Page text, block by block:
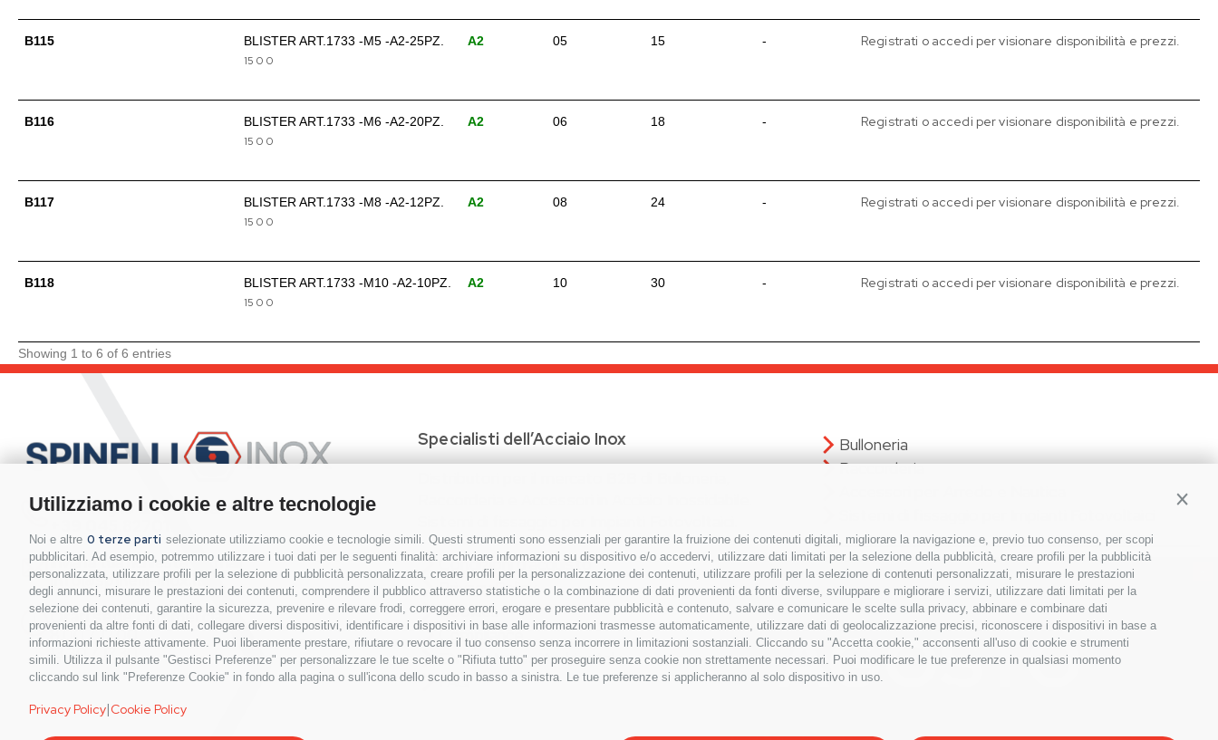
Utilizziamo i cookie e altre tecnologie
Noi e altre 0 terze parti selezionate utilizziamo cookie e tecnologie simili. Questi strumenti sono essenziali per garantire la fruizione dei contenuti digitali, migliorare la navigazione e, previo tuo consenso, per scopi
pubblicitari. Ad esempio, potremmo utilizzare i tuoi dati per le seguenti finalità: archiviare informazioni su dispositivo e/o accedervi, utilizzare dati limitati per la selezione della pubblicità, creare profili per la pubblicità
personalizzata, utilizzare profili per la selezione di pubblicità personalizzata, creare profili per la personalizzazione dei contenuti, utilizzare profili per la selezione di contenuti personalizzati, misurare le prestazioni
degli annunci, misurare le prestazioni dei contenuti, comprendere il pubblico attraverso statistiche o la combinazione di dati provenienti da fonti diverse, sviluppare e migliorare i servizi, utilizzare dati limitati per la
selezione dei contenuti, garantire la sicurezza, prevenire e rilevare frodi, correggere errori, erogare e presentare pubblicità e contenuto, salvare e comunicare le scelte sulla privacy, abbinare e combinare dati
provenienti da altre fonti di dati, collegare diversi dispositivi, identificare i dispositivi in base alle informazioni trasmesse automaticamente, utilizzare dati di geolocalizzazione precisi, riconoscere i dispositivi in base a
informazioni richieste attivamente. Puoi liberamente prestare, rifiutare o revocare il tuo consenso senza incorrere in limitazioni sostanziali. Cliccando su "Accetta cookie," acconsenti all'uso di cookie e strumenti
simili. Utilizza il pulsante "Gestisci Preferenze" per personalizzare le tue scelte o "Rifiuta tutto" per proseguire senza cookie non strettamente necessari. Puoi modificare le tue preferenze in qualsiasi momento
cliccando sul link "Preferenze Cookie" in fondo alla pagina o sull'icona dello scudo in basso a sinistra. Le tue preferenze si applicheranno al solo dispositivo in uso.
Privacy Policy|Cookie Policy
B115
BLISTER ART.1733 -M5 -A2-25PZ.
150 0
A2 05 15 - Registrati o accedi per visionare disponibilità e prezzi.
B116
BLISTER ART.1733 -M6 -A2-20PZ.
150 0
A2 06 18 - Registrati o accedi per visionare disponibilità e prezzi.
B117
BLISTER ART.1733 -M8 -A2-12PZ.
150 0
A2 08 24 - Registrati o accedi per visionare disponibilità e prezzi.
B118
BLISTER ART.1733 -M10 -A2-10PZ.
150 0
A2 10 30 - Registrati o accedi per visionare disponibilità e prezzi.
Showing 1 to 6 of 6 entries
Hai bisogno di contattarci?
Invia la tua richiesta via mail
info@spinelli-inox.it
Orari sede commerciale:
8.00 / 12.00
13.30 / 17.30
Specialisti dell’Acciaio Inox
Condizioni d’acquisto
Privacy Policy
Cookies
Compliance
Etichettatura Ambientale
FAQ
Bulloneria
Raccorderia
Iscriviti alla nostra newsletter!
S
i
g
n
ISCRIVITI